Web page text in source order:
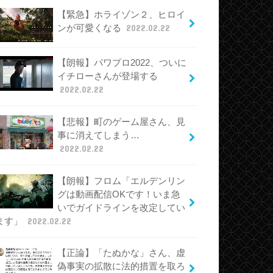
【緊急】ホライゾン２、ヒロイ
ンが可愛くなる
2022.02.22
【朗報】パワプロ2022、ついに
イチローさんが登場する
2022.02.22
【悲報】町のゲーム屋さん、見
事に消えてしまう…
2022.02.22
【朗報】フロム「エルデンリン
グは動画配信OKです！いま急
いでガイドラインを改定してい
す」
2022.02.22
【正論】「たぬかな」さん、虚
偽事実の拡散に法的措置を取ろ